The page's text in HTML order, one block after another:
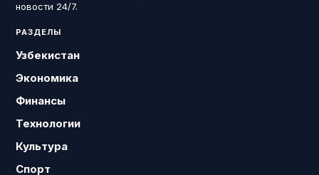
новости 24/7.
РАЗДЕЛЫ
Узбекистан
Экономика
Финансы
Технологии
Культура
Спорт